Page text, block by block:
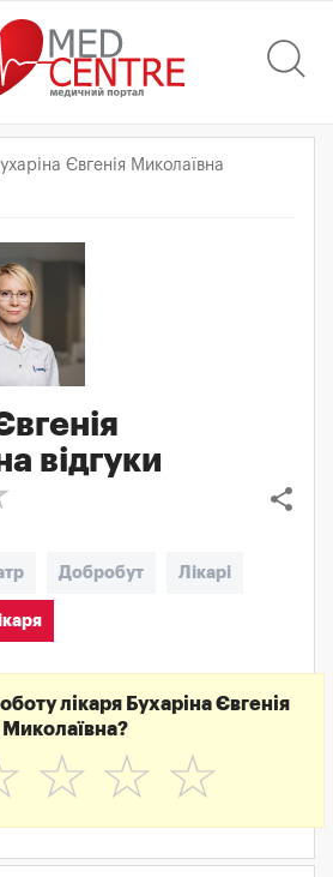
Євгенія Миколаївна
відгуки
share
Добробут Лікарі
лікаря Бухаріна Євгенія
Миколаївна?
☆
☆
☆